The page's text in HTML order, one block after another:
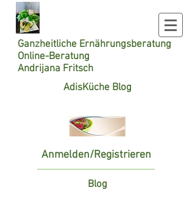
Ganzheitliche Ernährungsberatung
Online-Beratung
Andrijana Fritsch
AdisKüche Blog
Anmelden/Registrieren
Blog